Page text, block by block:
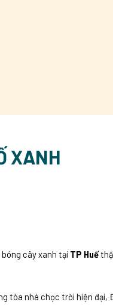
XANH
cây xanh tại TP Huế
tòa nhà chọc trời hiện